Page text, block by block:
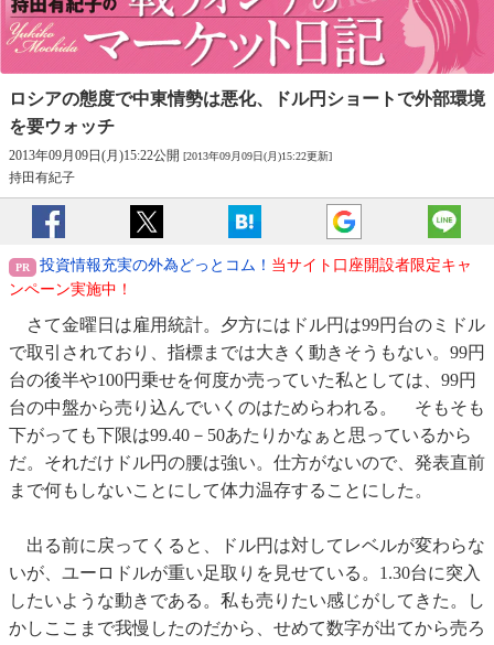
ロシアの態度で中東情勢は悪化、
ドル円ショートで外部環境
を要ウォッチ
2013年09月09日(月)15:22公開 [2013年09月09日(月)15:22更新]
持田有紀子
投資情報充実の外為どっとコム！ 当サイト口座開設者限定キャ
ンペーン実施中！
さて金曜日は雇用統計。夕方にはドル円は99円台のミドル
で取引されており、指標までは大きく動きそうもない。99円
台の後半や100円乗せを何度か売っていた私としては、99円
台の中盤から売り込んでいくのはためらわれる。 そもそも
下がっても下限は99.40－50あたりかなぁと思っているから
だ。それだけドル円の腰は強い。仕方がないので、発表直前
まで何もしないことにして体力温存することにした。
出る前に戻ってくると、ドル円は対してレベルが変わらな
いが、ユーロドルが重い足取りを見せている。1.30台に突入
したいような動きである。私も売りたい感じがしてきた。し
かしここまで我慢したのだから、せめて数字が出てから売ろ